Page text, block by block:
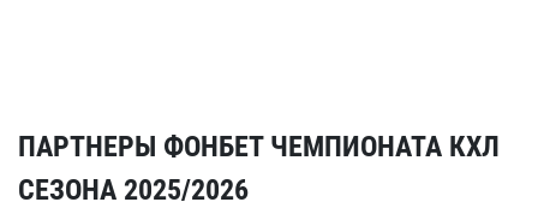
ПАРТНЕРЫ ФОНБЕТ ЧЕМПИОНАТА КХЛ
СЕЗОНА 2025/2026